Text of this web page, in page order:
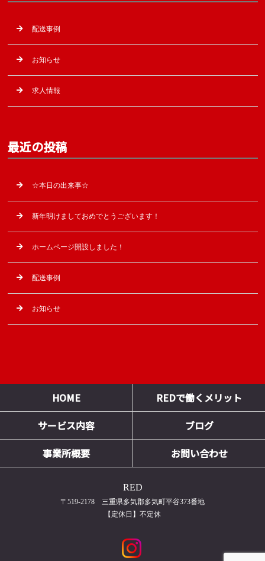
配送事例
お知らせ
求人情報
最近の投稿
☆本日の出来事☆
新年明けましておめでとうございます！
ホームページ開設しました！
配送事例
お知らせ
HOME
REDで働くメリット
サービス内容
ブログ
事業所概要
お問い合わせ
RED
〒519-2178 三重県多気郡多気町平谷373番地
【定休日】不定休